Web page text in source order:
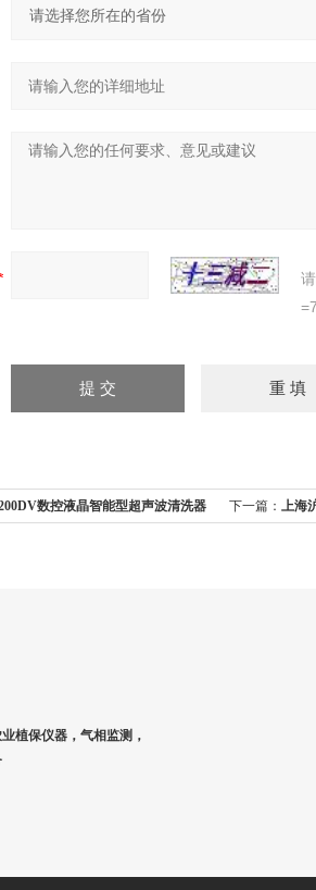
=7
数控液晶智能型超声波清洗器 下一篇： 上海
植保仪器，气相监测，